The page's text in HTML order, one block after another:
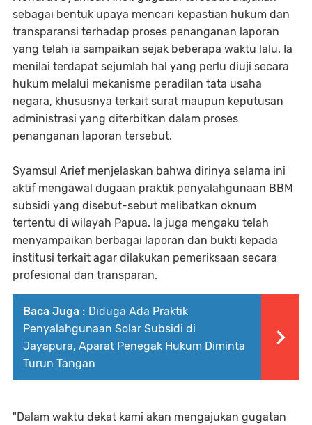
sebagai bentuk upaya mencari kepastian hukum dan
transparansi terhadap proses penanganan laporan
yang telah ia sampaikan sejak beberapa waktu lalu. Ia
menilai terdapat sejumlah hal yang perlu diuji secara
hukum melalui mekanisme peradilan tata usaha
negara, khususnya terkait surat maupun keputusan
administrasi yang diterbitkan dalam proses
penanganan laporan tersebut.
Syamsul Arief menjelaskan bahwa dirinya selama ini
aktif mengawal dugaan praktik penyalahgunaan BBM
subsidi yang disebut-sebut melibatkan oknum
tertentu di wilayah Papua. Ia juga mengaku telah
menyampaikan berbagai laporan dan bukti kepada
institusi terkait agar dilakukan pemeriksaan secara
profesional dan transparan.
Baca Juga : Diduga Ada Praktik
Penyalahgunaan Solar Subsidi di
Jayapura, Aparat Penegak Hukum Diminta
Turun Tangan
"Dalam waktu dekat kami akan mengajukan gugatan